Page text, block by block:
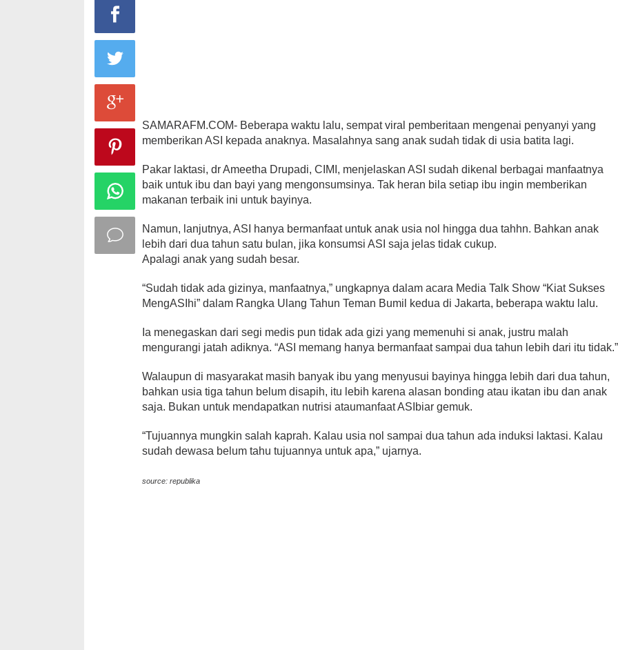
SAMARAFM.COM- Beberapa waktu lalu, sempat viral pemberitaan mengenai penyanyi yang
memberikan ASI kepada anaknya. Masalahnya sang anak sudah tidak di usia batita lagi.
Pakar laktasi, dr Ameetha Drupadi, CIMI, menjelaskan ASI sudah dikenal berbagai manfaatnya
baik untuk ibu dan bayi yang mengonsumsinya. Tak heran bila setiap ibu ingin memberikan
makanan terbaik ini untuk bayinya.
Namun, lanjutnya, ASI hanya bermanfaat untuk anak usia nol hingga dua tahhn. Bahkan anak
lebih dari dua tahun satu bulan, jika konsumsi ASI saja jelas tidak cukup.
Apalagi anak yang sudah besar.
“Sudah tidak ada gizinya, manfaatnya,” ungkapnya dalam acara Media Talk Show “Kiat Sukses
MengASIhi” dalam Rangka Ulang Tahun Teman Bumil kedua di Jakarta, beberapa waktu lalu.
Ia menegaskan dari segi medis pun tidak ada gizi yang memenuhi si anak, justru malah
mengurangi jatah adiknya. “ASI memang hanya bermanfaat sampai dua tahun lebih dari itu tidak.”
Walaupun di masyarakat masih banyak ibu yang menyusui bayinya hingga lebih dari dua tahun,
bahkan usia tiga tahun belum disapih, itu lebih karena alasan bonding atau ikatan ibu dan anak
saja. Bukan untuk mendapatkan nutrisi ataumanfaat ASIbiar gemuk.
“Tujuannya mungkin salah kaprah. Kalau usia nol sampai dua tahun ada induksi laktasi. Kalau
sudah dewasa belum tahu tujuannya untuk apa,” ujarnya.
source: republika